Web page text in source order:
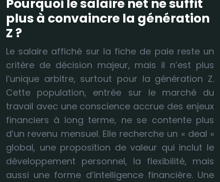
Pourquoi le salaire net ne suffit
plus à convaincre la génération
Z ?
Le salaire affiché sur la fiche de paie reste un
critère de décision majeur, mais il n’est plus
l’unique arbitre, surtout pour la génération Z.
Cette population, entrée sur le marché du
travail avec une conscience accrue des enjeux
financiers à long terme, ne se contente plus
d’un revenu mensuel. Elle recherche un « deal »
global, une proposition de valeur qui inclut le
développement personnel, la flexibilité, mais
aussi une forme d’intelligence financière. Une